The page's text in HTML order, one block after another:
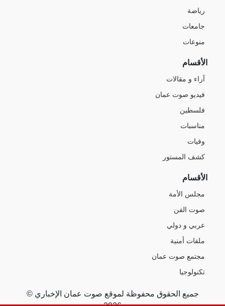
رياضة
جامعات
منوعات
الأقسام
آراء و مقالات
فيديو صوت عمان
فلسطين
مناسبات
وفيات
كشف المستور
الأقسام
مجلس الأمة
صوت الفن
عربي و دولي
ملفات أمنية
مجتمع صوت عمان
تكنولوجيا
جميع الحقوق محفوظة لموقع صوت عمان الإخباري ©